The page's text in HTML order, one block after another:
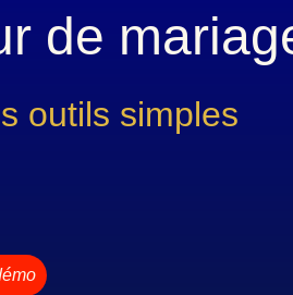
de
outils simples